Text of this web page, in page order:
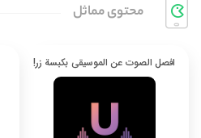
محتوی مماثل
افصل الصوت عن الموسيقى بكبسة زر!